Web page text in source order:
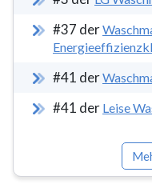
#37 der
#41 der
#41 der Leise